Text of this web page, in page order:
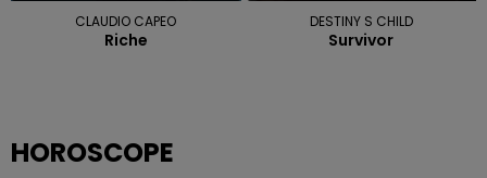
CLAUDIO CAPEO
Riche
DESTINY S CHILD
Survivor
HOROSCOPE